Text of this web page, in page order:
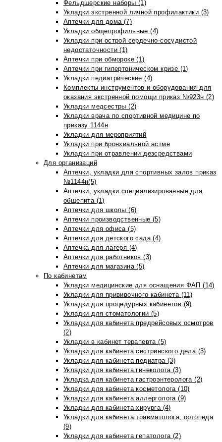
Фельдшерские наборы (1)
Укладки экстренной личной профилактики (3)
Аптечки для дома (7)
Укладки общепрофильные (4)
Укладки при острой сердечно-сосудистой
недостаточности (1)
Аптечки при обмороке (1)
Аптечки при гипертоническом кризе (1)
Укладки педиатрические (4)
Комплекты инструментов и оборудования для
оказания экстренной помощи приказ №923н (2)
Укладки медсестры (2)
Укладки врача по спортивной медицине по
приказу 1144н
Укладки для мероприятий
Укладки при бронхиальной астме
Укладки при отравлении дезсредствами
Для организаций
Аптечки, укладки для спортивных залов приказ
№1144н(5)
Аптечки, укладки специализированные для
общепита (1)
Аптечки для школы (6)
Аптечки производственные (5)
Аптечки для офиса (5)
Аптечки для детского сада (4)
Аптечка для лагеря (4)
Аптечки для работников (3)
Аптечки для магазина (5)
По кабинетам
Укладки медицинские для оснащения ФАП (14)
Укладки для прививочного кабинета (11)
Укладки для процедурных кабинетов (9)
Укладки для стоматологии (5)
Укладки для кабинета предрейсовых осмотров
(2)
Укладки в кабинет терапевта (5)
Укладки для кабинета сестринского дела (3)
Укладки для кабинета педиатра (3)
Укладки для кабинета гинеколога (3)
Укладка для кабинета гастроэнтеролога (2)
Укладки для кабинета косметолога (10)
Укладки для кабинета аллерголога (9)
Укладки для кабинета хирурга (4)
Укладки для кабинета травматолога, ортопеда
(9)
Укладки для кабинета гепатолога (2)